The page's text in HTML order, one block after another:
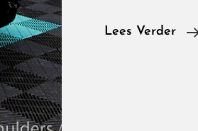
Lees Verder